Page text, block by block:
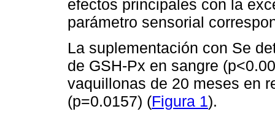
efectos principales con la
parámetro sensorial
La suplementación con Se
de GSH-Px en sangre
vaquillonas de 20 meses en
(p=0.0157) (Figura 1).